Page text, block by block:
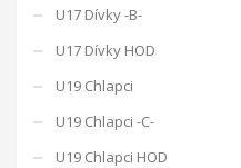
U17 Dívky -B-
U17 Dívky HOD
U19 Chlapci
U19 Chlapci -C-
U19 Chlapci HOD